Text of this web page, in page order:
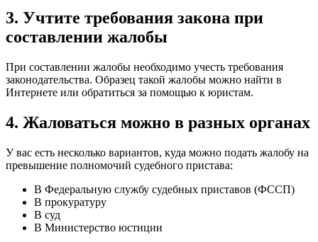
3. Учтите требования закона при
составлении жалобы
При составлении жалобы необходимо учесть требования
законодательства. Образец такой жалобы можно найти в
Интернете или обратиться за помощью к юристам.
4. Жаловаться можно в разных органах
У вас есть несколько вариантов, куда можно подать жалобу на
превышение полномочий судебного пристава:
В Федеральную службу судебных приставов (ФССП)
В прокуратуру
В суд
В Министерство юстиции